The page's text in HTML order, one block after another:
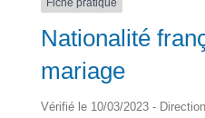
Fiche pratique
Nationalité
mariage
Vérifié le 10/03/2023 -